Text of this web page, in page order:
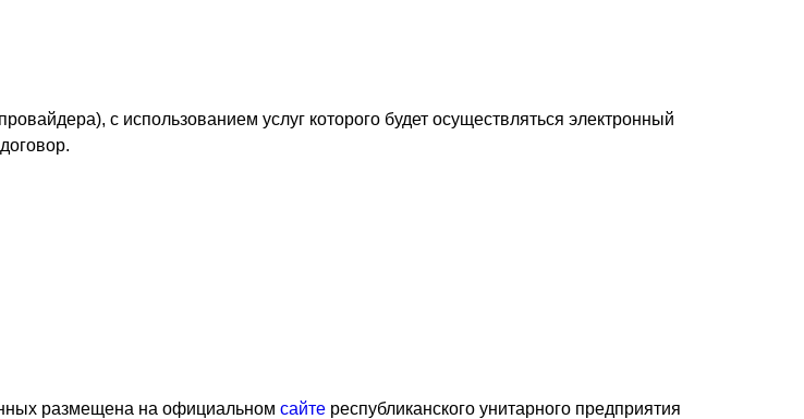
с использованием услуг которого будет осуществляться электронный
размещена на официальном сайте республиканского унитарного предприятия